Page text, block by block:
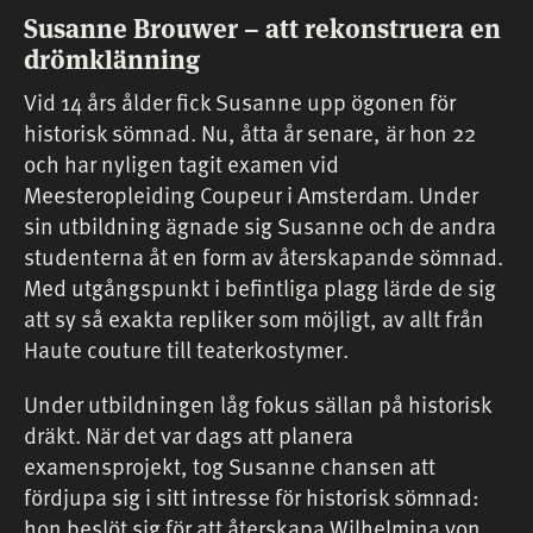
Susanne Brouwer – att rekonstruera en
drömklänning
Vid 14 års ålder fick Susanne upp ögonen för
historisk sömnad. Nu, åtta år senare, är hon 22
och har nyligen tagit examen vid
Meesteropleiding Coupeur i Amsterdam. Under
sin utbildning ägnade sig Susanne och de andra
studenterna åt en form av återskapande sömnad.
Med utgångspunkt i befintliga plagg lärde de sig
att sy så exakta repliker som möjligt, av allt från
Haute couture till teaterkostymer.
Under utbildningen låg fokus sällan på historisk
dräkt. När det var dags att planera
examensprojekt, tog Susanne chansen att
fördjupa sig i sitt intresse för historisk sömnad: